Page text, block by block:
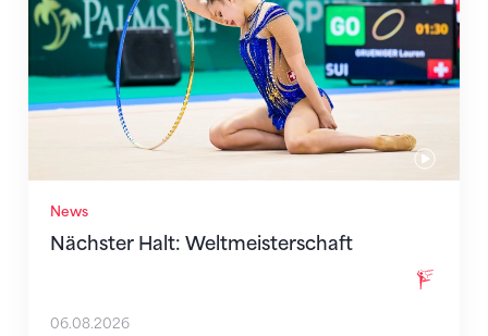
News
Nächster Halt: Weltmeisterschaft
06.08.2026